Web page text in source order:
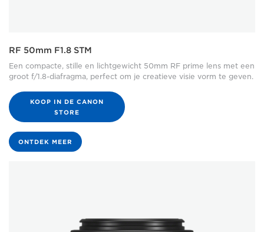
RF 50mm F1.8 STM
Een compacte, stille en lichtgewicht 50mm RF prime lens met een
groot f/1.8-diafragma, perfect om je creatieve visie vorm te geven.
KOOP IN DE CANON
STORE
ONTDEK MEER